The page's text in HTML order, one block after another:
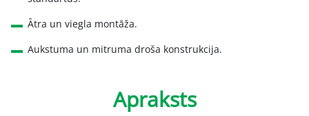
Ātra un viegla montāža.
Aukstuma un mitruma droša konstrukcija.
Apraksts